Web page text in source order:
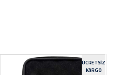
ÜCRETSIZ
KARGO